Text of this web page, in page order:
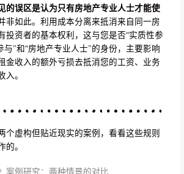
的误区是认为只有房地产专业人士才能使
非如此。利用成本分离来抵消来自同一房
投资者的基本权利，这与您是否“实质性参
与”和“房地产专业人士”的身份，主要影响
金收入的额外亏损去抵消您的工资、业务
入。
个虚构但贴近现实的案例，看看这些规则
的。
案例研究：两种情景的对比